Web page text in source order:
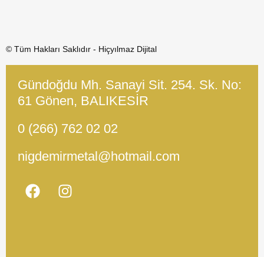
© Tüm Hakları Saklıdır - Hiçyılmaz Dijital
Gündoğdu Mh. Sanayi Sit. 254. Sk. No:
61 Gönen, BALIKESİR
0 (266) 762 02 02
nigdemirmetal@hotmail.com